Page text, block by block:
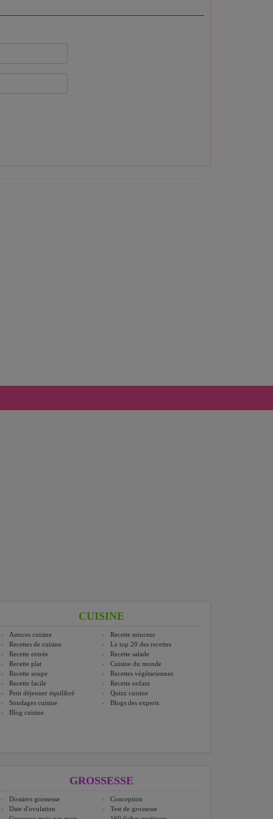
CUISINE
Astuces cuisine
Recette minceur
Recettes de cuisine
Le top 20 des recettes
Recette entrée
Recette salade
Recette plat
Cuisine du monde
Recette soupe
Recettes végétariennes
Recette facile
Recette enfant
Petit déjeuner équilibré
Quizz cuisine
Sondages cuisine
Blogs des experts
Blog cuisine
GROSSESSE
Dossiers grossesse
Conception
Date d'ovulation
Test de grossesse